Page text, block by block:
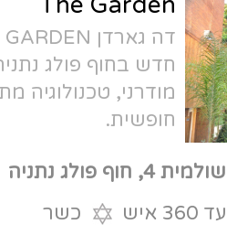
דה גארדן THE GARDEN - גן אירועים
גינה ירוקה ואולם
מתקדמת וחניה